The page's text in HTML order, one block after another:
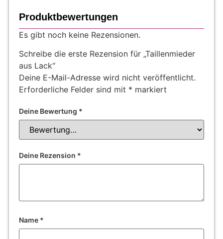
Produktbewertungen
Es gibt noch keine Rezensionen.
Schreibe die erste Rezension für „Taillenmieder
aus Lack“
Deine E-Mail-Adresse wird nicht veröffentlicht.
Erforderliche Felder sind mit * markiert
Deine Bewertung *
Deine Rezension *
Name *